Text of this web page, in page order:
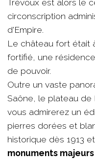
Trévoux est alors le
circonscription
d'Empire.
Le château fort était
fortifié, une
de pouvoir.
Outre un vaste
Saône, le plateau de
vous admirerez un
pierres dorées et
historique dès 1913
monuments